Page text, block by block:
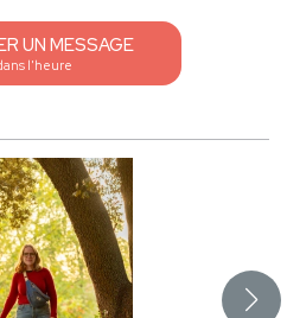
UN MESSAGE
l'heure